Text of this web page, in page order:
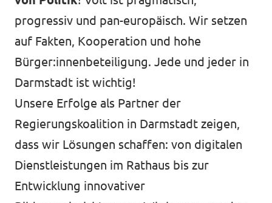
progressiv und pan-europäisch. Wir setzen
auf Fakten, Kooperation und hohe
Bürger:innenbeteiligung. Jede und jeder in
Darmstadt ist wichtig!
Unsere Erfolge als Partner der
Regierungskoalition in Darmstadt zeigen,
dass wir Lösungen schaffen: von digitalen
Dienstleistungen im Rathaus bis zur
Entwicklung innovativer